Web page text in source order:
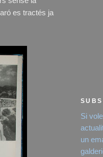
es tractés ja
Si
un